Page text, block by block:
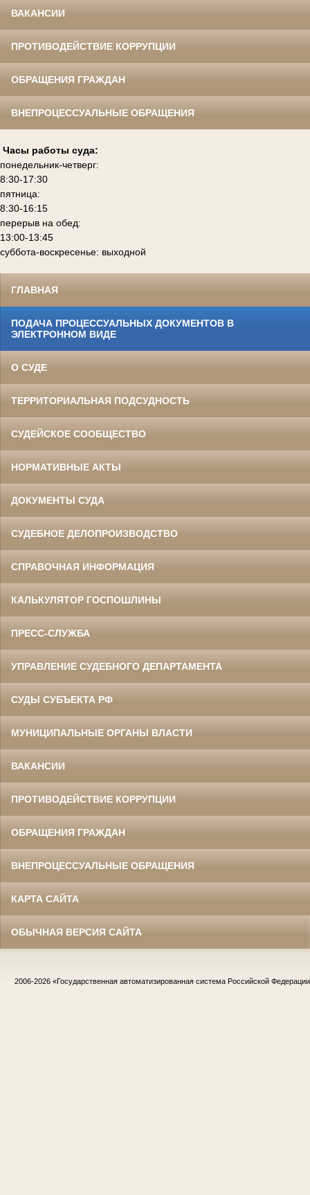
ВАКАНСИИ
ПРОТИВОДЕЙСТВИЕ КОРРУПЦИИ
ОБРАЩЕНИЯ ГРАЖДАН
ВНЕПРОЦЕССУАЛЬНЫЕ ОБРАЩЕНИЯ
Часы работы суда:
понедельник-четверг:
8:30-17:30
пятница:
8:30-16:15
перерыв на обед:
13:00-13:45
суббота-воскресенье: выходной
ГЛАВНАЯ
ПОДАЧА ПРОЦЕССУАЛЬНЫХ ДОКУМЕНТОВ В
ЭЛЕКТРОННОМ ВИДЕ
О СУДЕ
ТЕРРИТОРИАЛЬНАЯ ПОДСУДНОСТЬ
СУДЕЙСКОЕ СООБЩЕСТВО
НОРМАТИВНЫЕ АКТЫ
ДОКУМЕНТЫ СУДА
СУДЕБНОЕ ДЕЛОПРОИЗВОДСТВО
СПРАВОЧНАЯ ИНФОРМАЦИЯ
КАЛЬКУЛЯТОР ГОСПОШЛИНЫ
ПРЕСС-СЛУЖБА
УПРАВЛЕНИЕ СУДЕБНОГО ДЕПАРТАМЕНТА
СУДЫ СУБЪЕКТА РФ
МУНИЦИПАЛЬНЫЕ ОРГАНЫ ВЛАСТИ
ВАКАНСИИ
ПРОТИВОДЕЙСТВИЕ КОРРУПЦИИ
ОБРАЩЕНИЯ ГРАЖДАН
ВНЕПРОЦЕССУАЛЬНЫЕ ОБРАЩЕНИЯ
КАРТА САЙТА
ОБЫЧНАЯ ВЕРСИЯ САЙТА
2006-2026 «Государственная автоматизированная система Российской